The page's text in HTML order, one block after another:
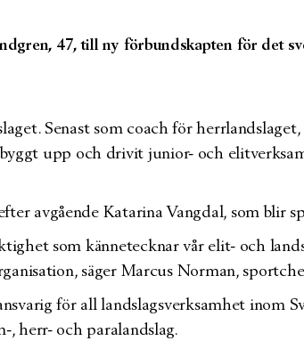
47, till ny förbundskapten för det
Senast som coach för
upp och drivit junior- och
avgående Katarina Vangdal, som blir
som kännetecknar vår elit- och
säger Marcus Norman,
för all landslagsverksamhet inom
herr- och paralandslag.